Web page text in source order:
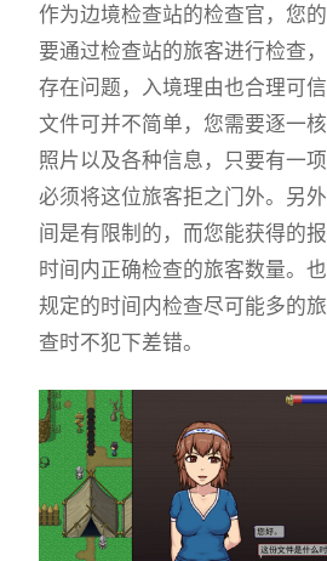
作为边境检查站的检查官，您
要通过检查站的旅客进行检查
存在问题，入境理由也合理可
文件可并不简单，您需要逐一核
照片以及各种信息，只要有一
必须将这位旅客拒之门外。另
间是有限制的，而您能获得的
时间内正确检查的旅客数量。
规定的时间内检查尽可能多的
查时不犯下差错。